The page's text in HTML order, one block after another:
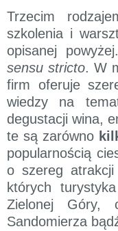
Trzecim
szkolenia i
opisanej
sensu stricto. W
firm oferuje
wiedzy na
degustacji wina,
te są zarówno
popularnością
o szereg
których
Zielonej Góry,
Sandomierza